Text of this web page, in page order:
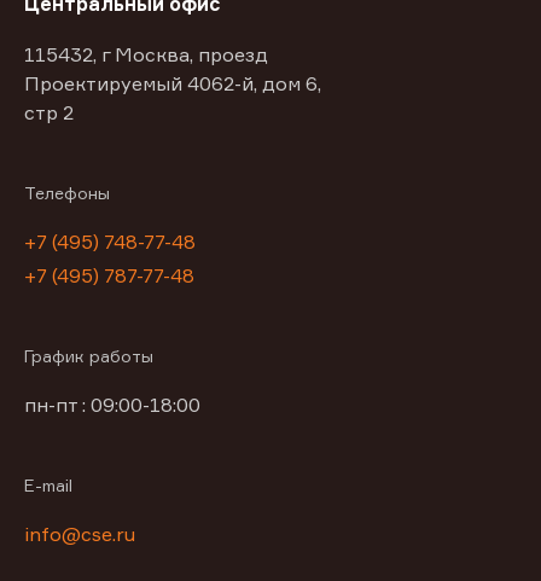
115432, г Москва, проезд
Проектируемый 4062-й, дом 6,
стр 2
Телефоны
+7 (495) 748-77-48
+7 (495) 787-77-48
График работы
пн-пт : 09:00-18:00
E-mail
info@cse.ru